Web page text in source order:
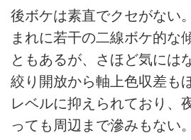
後ボケは素直でクセがない
まれに若干の二線ボケ的な
ともあるが、さほど気には
絞り開放から軸上色収差も
レベルに抑えられており、
っても周辺まで滲みもない。